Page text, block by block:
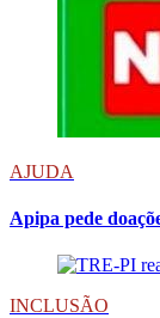
AJUDA
Apipa pede
INCLUSÃO